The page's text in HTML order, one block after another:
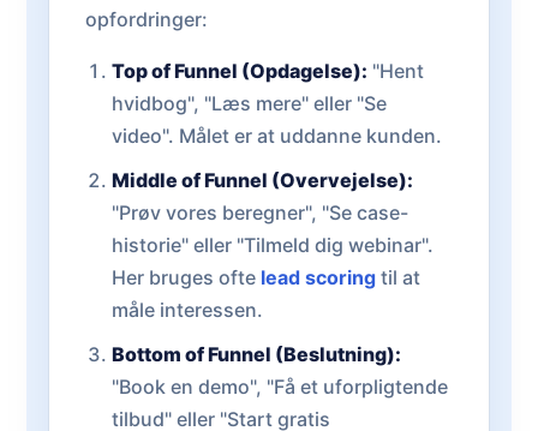
opfordringer:
Top of Funnel (Opdagelse): "Hent
hvidbog", "Læs mere" eller "Se
video". Målet er at uddanne kunden.
Middle of Funnel (Overvejelse):
"Prøv vores beregner", "Se case-
historie" eller "Tilmeld dig webinar".
Her bruges ofte lead scoringtil at
måle interessen.
Bottom of Funnel (Beslutning):
"Book en demo", "Få et uforpligtende
tilbud" eller "Start gratis